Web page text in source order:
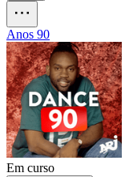
Anos 90
Em curso